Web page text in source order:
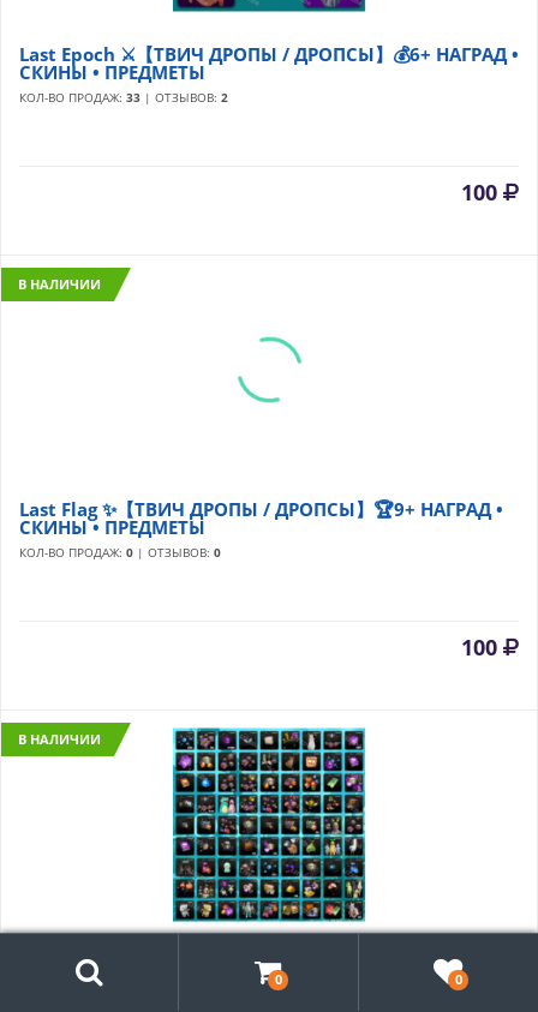
Last Epoch ⚔️【ТВИЧ ДРОПЫ / ДРОПСЫ】💰6+ НАГРАД •
СКИНЫ • ПРЕДМЕТЫ
КОЛ-ВО ПРОДАЖ: 33 | ОТЗЫВОВ: 2
100
В НАЛИЧИИ
Last Flag ✨【ТВИЧ ДРОПЫ / ДРОПСЫ】🏆9+ НАГРАД •
СКИНЫ • ПРЕДМЕТЫ
КОЛ-ВО ПРОДАЖ: 0 | ОТЗЫВОВ: 0
100
В НАЛИЧИИ
Lost Ark 🗺️【ТВИЧ ДРОПЫ / ДРОПСЫ】⚔️18194+
НАГРАД•СКИНЫ•ПРЕДМЕТЫ•СУНДУКИ
| ОТЗЫВОВ:
0 0